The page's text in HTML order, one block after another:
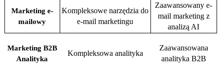
Marketing e-
mailowy
Kompleksowe narzędzia do
e-mail marketingu
Zaawansowany e-
mail marketing z
analizą AI
Marketing B2B
Analityka
Kompleksowa analityka
Zaawansowana
analityka B2B